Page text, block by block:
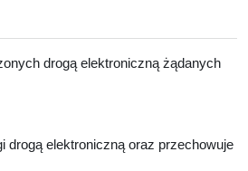
drogą elektroniczną żądanych
drogą elektroniczną oraz przechowuje